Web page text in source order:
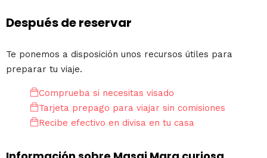
Después de reservar
Te ponemos a disposición unos recursos útiles para
preparar tu viaje.
Comprueba si necesitas visado
Tarjeta prepago para viajar sin comisiones
Recibe efectivo en divisa en tu casa